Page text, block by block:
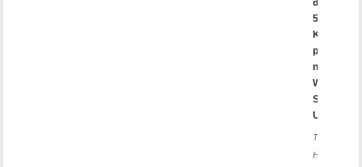
đến
50%?
Khám
phá
ngay
Western
Sydney
University
Tháng
Hai